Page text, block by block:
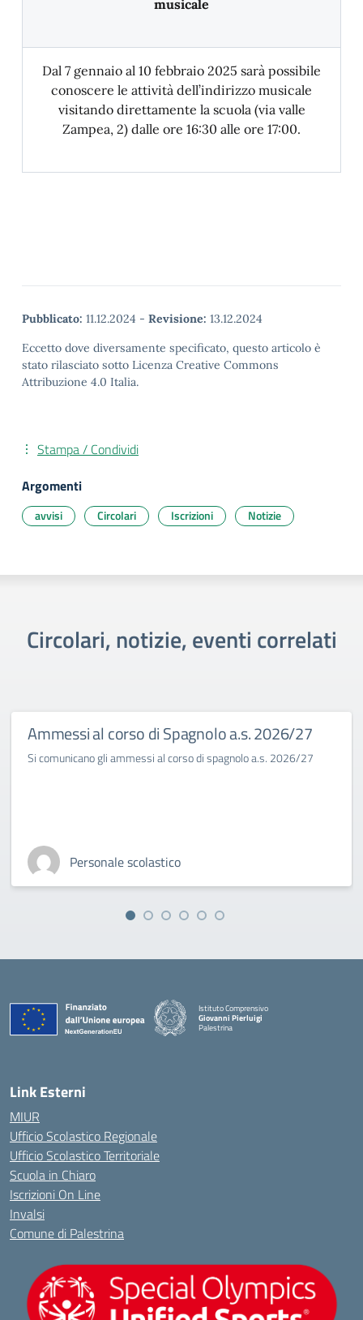
musicale
Dal 7 gennaio al 10 febbraio 2025 sarà possibile
conoscere le attività dell’indirizzo musicale
visitando direttamente la scuola (via valle
Zampea, 2) dalle ore 16:30 alle ore 17:00.
Pubblicato: 11.12.2024 - Revisione: 13.12.2024
Eccetto dove diversamente specificato, questo articolo è
stato rilasciato sotto Licenza Creative Commons
Attribuzione 4.0 Italia.
Stampa / Condividi
Argomenti
avvisi Circolari Iscrizioni Notizie
Circolari, notizie, eventi correlati
Ammessi al corso di Spagnolo a.s. 2026/27
Si comunicano gli ammessi al corso di spagnolo a.s. 2026/27
Personale scolastico
Istituto Comprensivo
Giovanni Pierluigi
Palestrina
Link Esterni
MIUR
Ufficio Scolastico Regionale
Ufficio Scolastico Territoriale
Scuola in Chiaro
Iscrizioni On Line
Invalsi
Comune di Palestrina